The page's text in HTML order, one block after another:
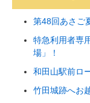
第48回あさご
特急利用者専
場」！
和田山駅前ロ
竹田城跡へお